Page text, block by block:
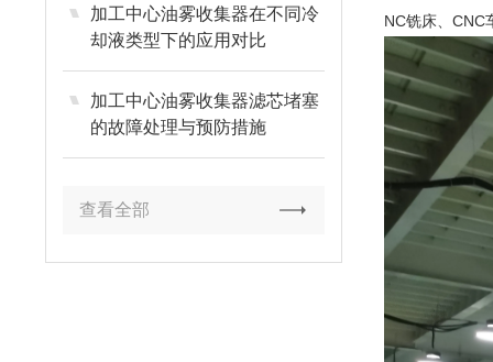
加工中心油雾收集器在不同冷
却液类型下的应用对比
加工中心油雾收集器滤芯堵塞
的故障处理与预防措施
查看全部
NC铣床、CNC